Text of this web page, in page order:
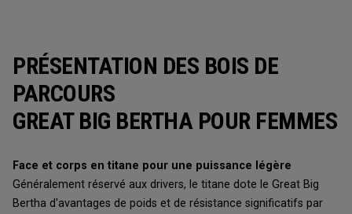
PRÉSENTATION DES BOIS DE
PARCOURS
GREAT BIG BERTHA POUR FEMMES
Face et corps en titane pour une puissance légère
Généralement réservé aux drivers, le titane dote le Great Big
Bertha d'avantages de poids et de résistance significatifs par